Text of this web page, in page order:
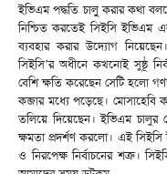
ইভিএম পদ্ধতি চালুু করার কথা
নিশ্চিত করতেই সিইসি ইভিএম
ব্যবহার করার উদ্যোগ
সিইসি’র অধীনে কখনোই সুষ্ঠূ
বেশি ক্ষতি করেছেন সেটি হলো
কব্জার মধ্যে পড়েছে। মোসাহেবি
তলিয়ে দিয়েছেন। ইভিএম চালুর
ক্ষমতা প্রদর্শণ করলো। এই সিইসি
ও নিরপেক্ষ নির্বাচনের শত্রু।